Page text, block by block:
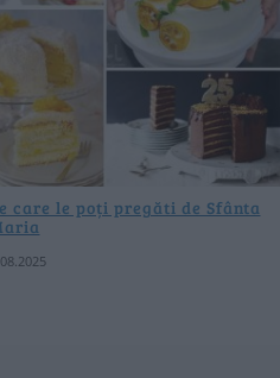
care le poți pregăti de Sfânta